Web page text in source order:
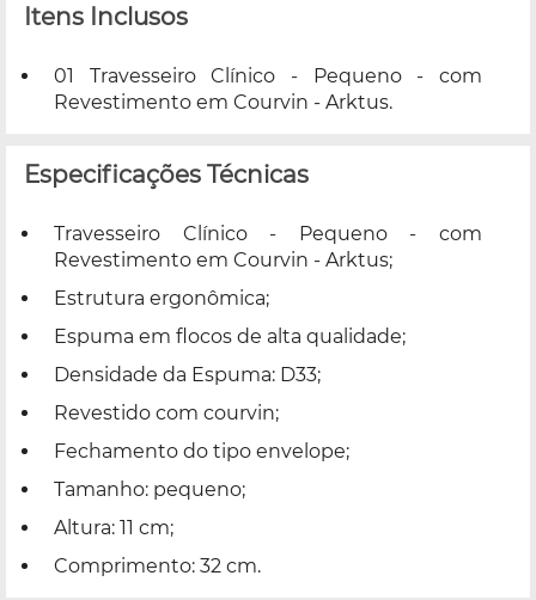
Itens Inclusos
01 Travesseiro Clínico - Pequeno - com
Revestimento em Courvin - Arktus.
Especificações Técnicas
Travesseiro Clínico - Pequeno - com
Revestimento em Courvin - Arktus;
Estrutura ergonômica;
Espuma em flocos de alta qualidade;
Densidade da Espuma: D33;
Revestido com courvin;
Fechamento do tipo envelope;
Tamanho: pequeno;
Altura: 11 cm;
Comprimento: 32 cm.